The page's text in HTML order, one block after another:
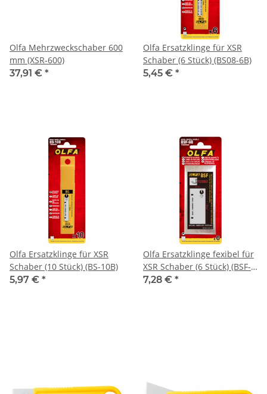
Olfa Mehrzweckschaber 600
mm (XSR-600)
37,91 € *
Olfa Ersatzklinge für XSR
Schaber (6 Stück) (BS08-6B)
5,45 € *
Olfa Ersatzklinge für XSR
Schaber (10 Stück) (BS-10B)
5,97 € *
Olfa Ersatzklinge fexibel für
XSR Schaber (6 Stück) (BSF-
6B)
7,28 € *